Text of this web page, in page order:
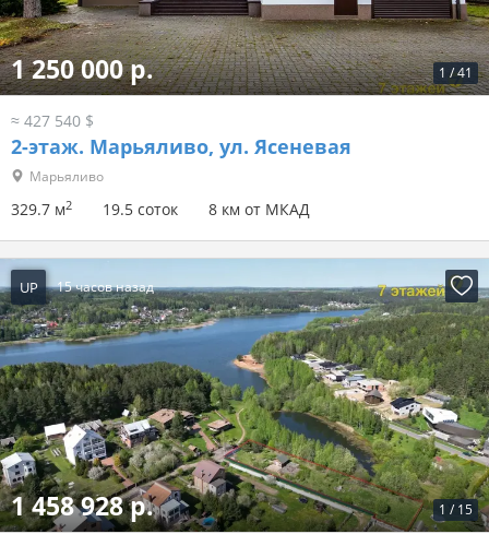
1 /41
1 250 000 р.
≈ 427 540 $
2-этаж. Марьяливо, ул. Ясеневая
Марьяливо
329.7 м2 19.5 соток 8 км от МКАД
UP 15 часов назад
1 / 15
1 458 928 р.